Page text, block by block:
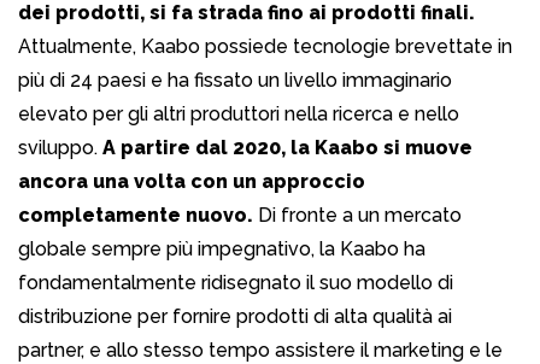
dei prodotti, si fa strada fino ai prodotti finali.
Attualmente, Kaabo possiede tecnologie brevettate in
più di 24 paesi e ha fissato un livello immaginario
elevato per gli altri produttori nella ricerca e nello
sviluppo. A partire dal 2020, la Kaabo si muove
ancora una volta con un approccio
completamente nuovo. Di fronte a un mercato
globale sempre più impegnativo, la Kaabo ha
fondamentalmente ridisegnato il suo modello di
distribuzione per fornire prodotti di alta qualità ai
partner, e allo stesso tempo assistere il marketing e le